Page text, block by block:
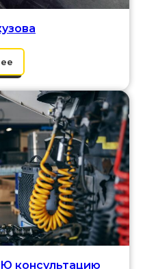
консультацию